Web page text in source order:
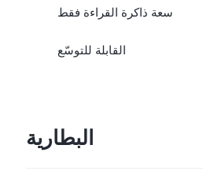
سعة ذاكرة القراءة فقط
القابلة للتوسّع
البطارية